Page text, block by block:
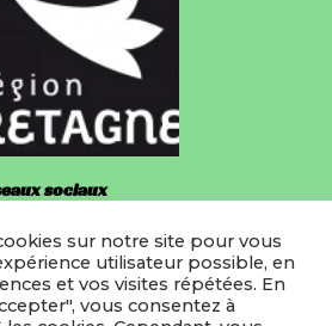
sociaux
sur notre site pour vous
utilisateur possible, en
et vos visites répétées. En
vous consentez à